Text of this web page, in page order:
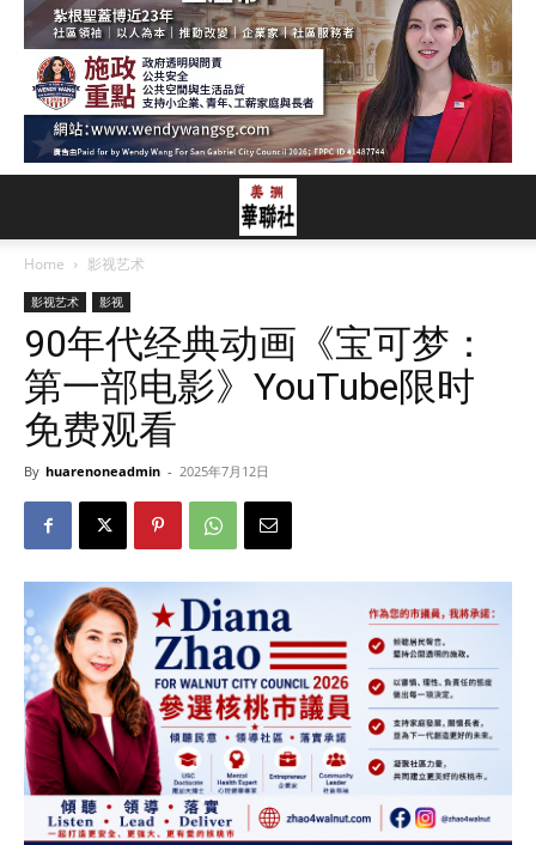
Home 影视艺术
影视艺术 影视
90年代经典动画《宝可梦：
第一部电影》YouTube限时
免费观看
By huarenoneadmin - 2025年7月12日